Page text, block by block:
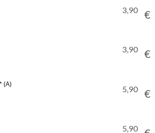
3,90 €
3,90 €
A
5,90 €
5,90